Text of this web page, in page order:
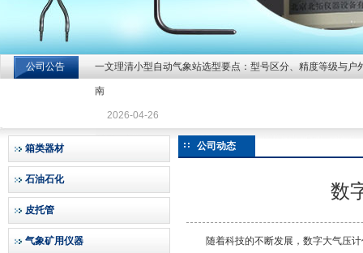
北京北拓仪器设备有限公司
公司公告 一文理清小型自动气象站选型要点：型号区分、精度等级与户
南
2026-04-26
箱类器材
石油石化
皮托管
气象矿用仪器
公司动态
数
随着科技的不断发展，数字大气压计